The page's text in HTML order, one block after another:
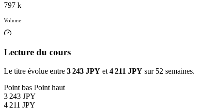
797 k
Volume
Lecture du cours
Le titre évolue entre 3 243 JPY et 4 211 JPY sur 52 semaines.
Point bas Point haut
3 243 JPY
4 211 JPY